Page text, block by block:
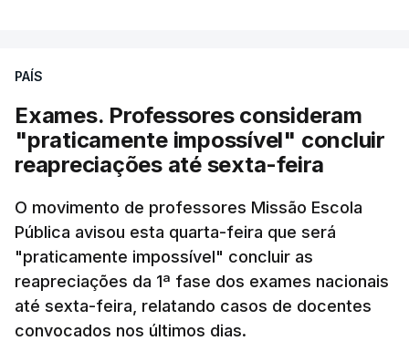
PAÍS
Exames. Professores consideram
"praticamente impossível" concluir
reapreciações até sexta-feira
O movimento de professores Missão Escola
Pública avisou esta quarta-feira que será
"praticamente impossível" concluir as
reapreciações da 1ª fase dos exames nacionais
até sexta-feira, relatando casos de docentes
convocados nos últimos dias.